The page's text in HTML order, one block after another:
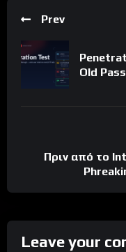
Prev
Old
Πριν από το
Leave your